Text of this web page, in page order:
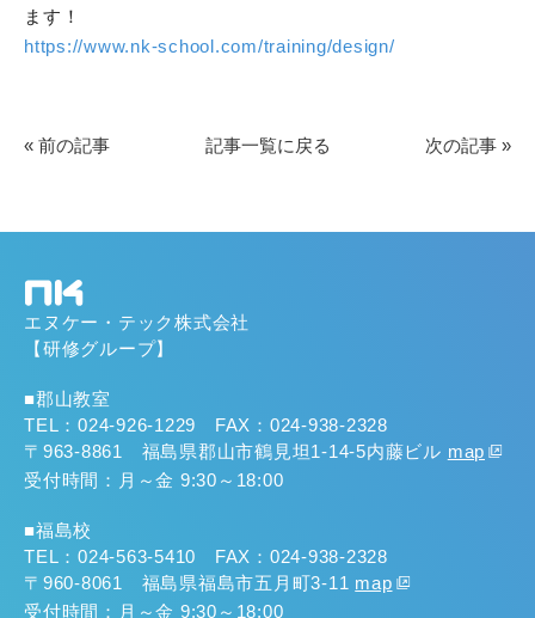
ます！
https://www.nk-school.com/training/design/
« 前の記事 記事一覧に戻る 次の記事 »
エヌケー・テック株式会社
【研修グループ】
■郡山教室
TEL：024-926-1229 FAX：024-938-2328
〒963-8861 福島県郡山市鶴見坦1-14-5内藤ビル map
受付時間：月～金 9:30～18:00
■福島校
TEL：024-563-5410 FAX：024-938-2328
〒960-8061 福島県福島市五月町3-11 map
受付時間：月～金 9:30～18:00